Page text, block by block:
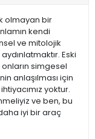
olmayan bir
kendi
ve mitolojik
Eski
simgesel
anlaşılması için
yoktur.
ve ben, bu
iyi bir araç